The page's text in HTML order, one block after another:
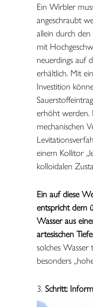
Ein Wirbler
angeschraubt
allein durch
mit
neuerdings auf
erhältlich. Mit
Investition
erhöht werden.
mechanischen
einem Kollitor
kolloidalen
Ein auf diese
entspricht dem
Wasser aus
artesischen
solches Wasser
besonders
Schritt: